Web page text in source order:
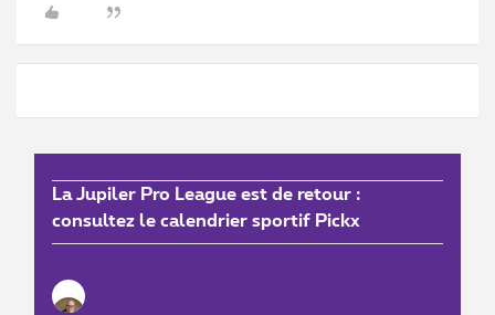
La Jupiler Pro League est de retour :
consultez le calendrier sportif Pickx